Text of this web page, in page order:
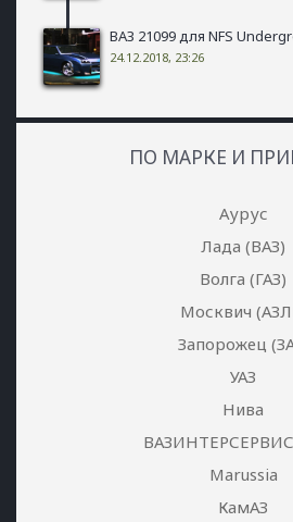
ВАЗ 21099 для NFS
24.12.2018, 23:26
ПО МАРКЕ И
Аурус
Лада (ВАЗ)
Волга (ГАЗ)
Москвич
Запорожец
УАЗ
Нива
Marussia
КамАЗ